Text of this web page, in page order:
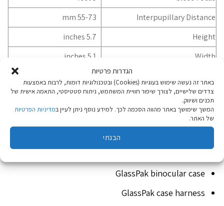
הגדרות פרטיות
באתר זה נעשה שימוש בעוגיות (Cookies) ובטכנולוגיות דומות, לרבות באמצעות
צדדים שלישיים, לצורך שיפור חוויית המשתמש, ניתוח סטטיסטי, התאמה אישית של
תכנים ושיווק.
המשך שימושך באתר מהווה הסכמה לכך. למידע נוסף ניתן לעיין במדיניות הפרטיות
של האתר.
הבנתי
Interpupillary Distance
55-73 mm
Height
5.7 inches
Width
5.1 inches
21.3 oz
Product Manual (PDF)
Download
Parts Diagram (PDF)
Download
GlassPak binocular case
GlassPak case harness